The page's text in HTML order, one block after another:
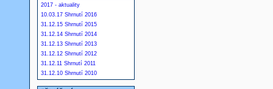
2017 - aktuality
10.03.17 Shrnutí 2016
31.12.15 Shrnutí 2015
31.12.14 Shrnutí 2014
31.12.13 Shrnutí 2013
31.12.12 Shrnutí 2012
31.12.11 Shrnutí 2011
31.12.10 Shrnutí 2010